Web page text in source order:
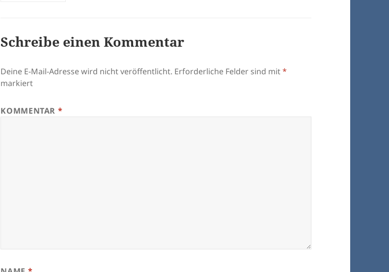
Schreibe einen Kommentar
Deine E-Mail-Adresse wird nicht veröffentlicht. Erforderliche Felder sind mit*
markiert
KOMMENTAR *